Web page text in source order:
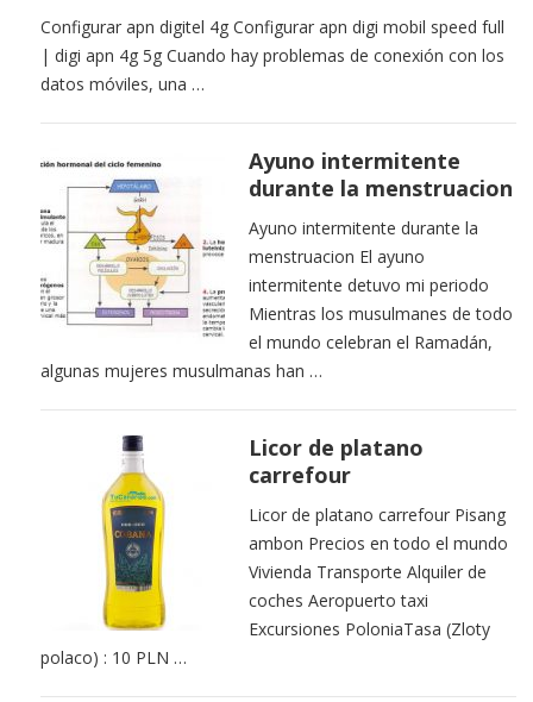
Configurar apn digitel 4g Configurar apn digi mobil speed full
| digi apn 4g 5g Cuando hay problemas de conexión con los
datos móviles, una …
Ayuno intermitente
durante la menstruacion
Ayuno intermitente durante la
menstruacion El ayuno
intermitente detuvo mi periodo
Mientras los musulmanes de todo
el mundo celebran el Ramadán,
algunas mujeres musulmanas han …
Licor de platano
carrefour
Licor de platano carrefour Pisang
ambon Precios en todo el mundo
Vivienda Transporte Alquiler de
coches Aeropuerto taxi
Excursiones PoloniaTasa (Zloty
polaco) : 10 PLN …